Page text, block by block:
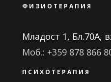
ФИЗИОТЕРАПИЯ
Младост 1, Бл.70А,
Моб.: +359 878 866
ПСИХОТЕРАПИЯ